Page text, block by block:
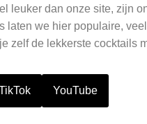
leuker dan onze site, zijn
laten we hier populaire,
zelf de lekkerste cocktails
YouTube